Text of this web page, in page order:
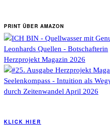
PRINT ÜBER AMAZON
KLICK HIER